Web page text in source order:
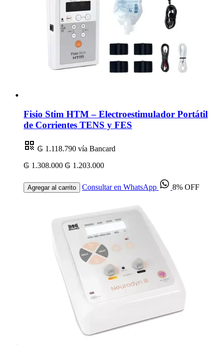
Fisio Stim HTM – Electroestimulador Portátil
de Corrientes TENS y FES
₲ 1.118.790 vía Bancard
₲ 1.308.000 ₲ 1.203.000
Agregar al carrito Consultar en WhatsApp 8% OFF